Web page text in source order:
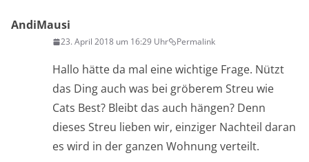
AndiMausi
23. April 2018 um 16:29 Uhr Permalink
Hallo hätte da mal eine wichtige Frage. Nützt
das Ding auch was bei gröberem Streu wie
Cats Best? Bleibt das auch hängen? Denn
dieses Streu lieben wir, einziger Nachteil daran
es wird in der ganzen Wohnung verteilt.